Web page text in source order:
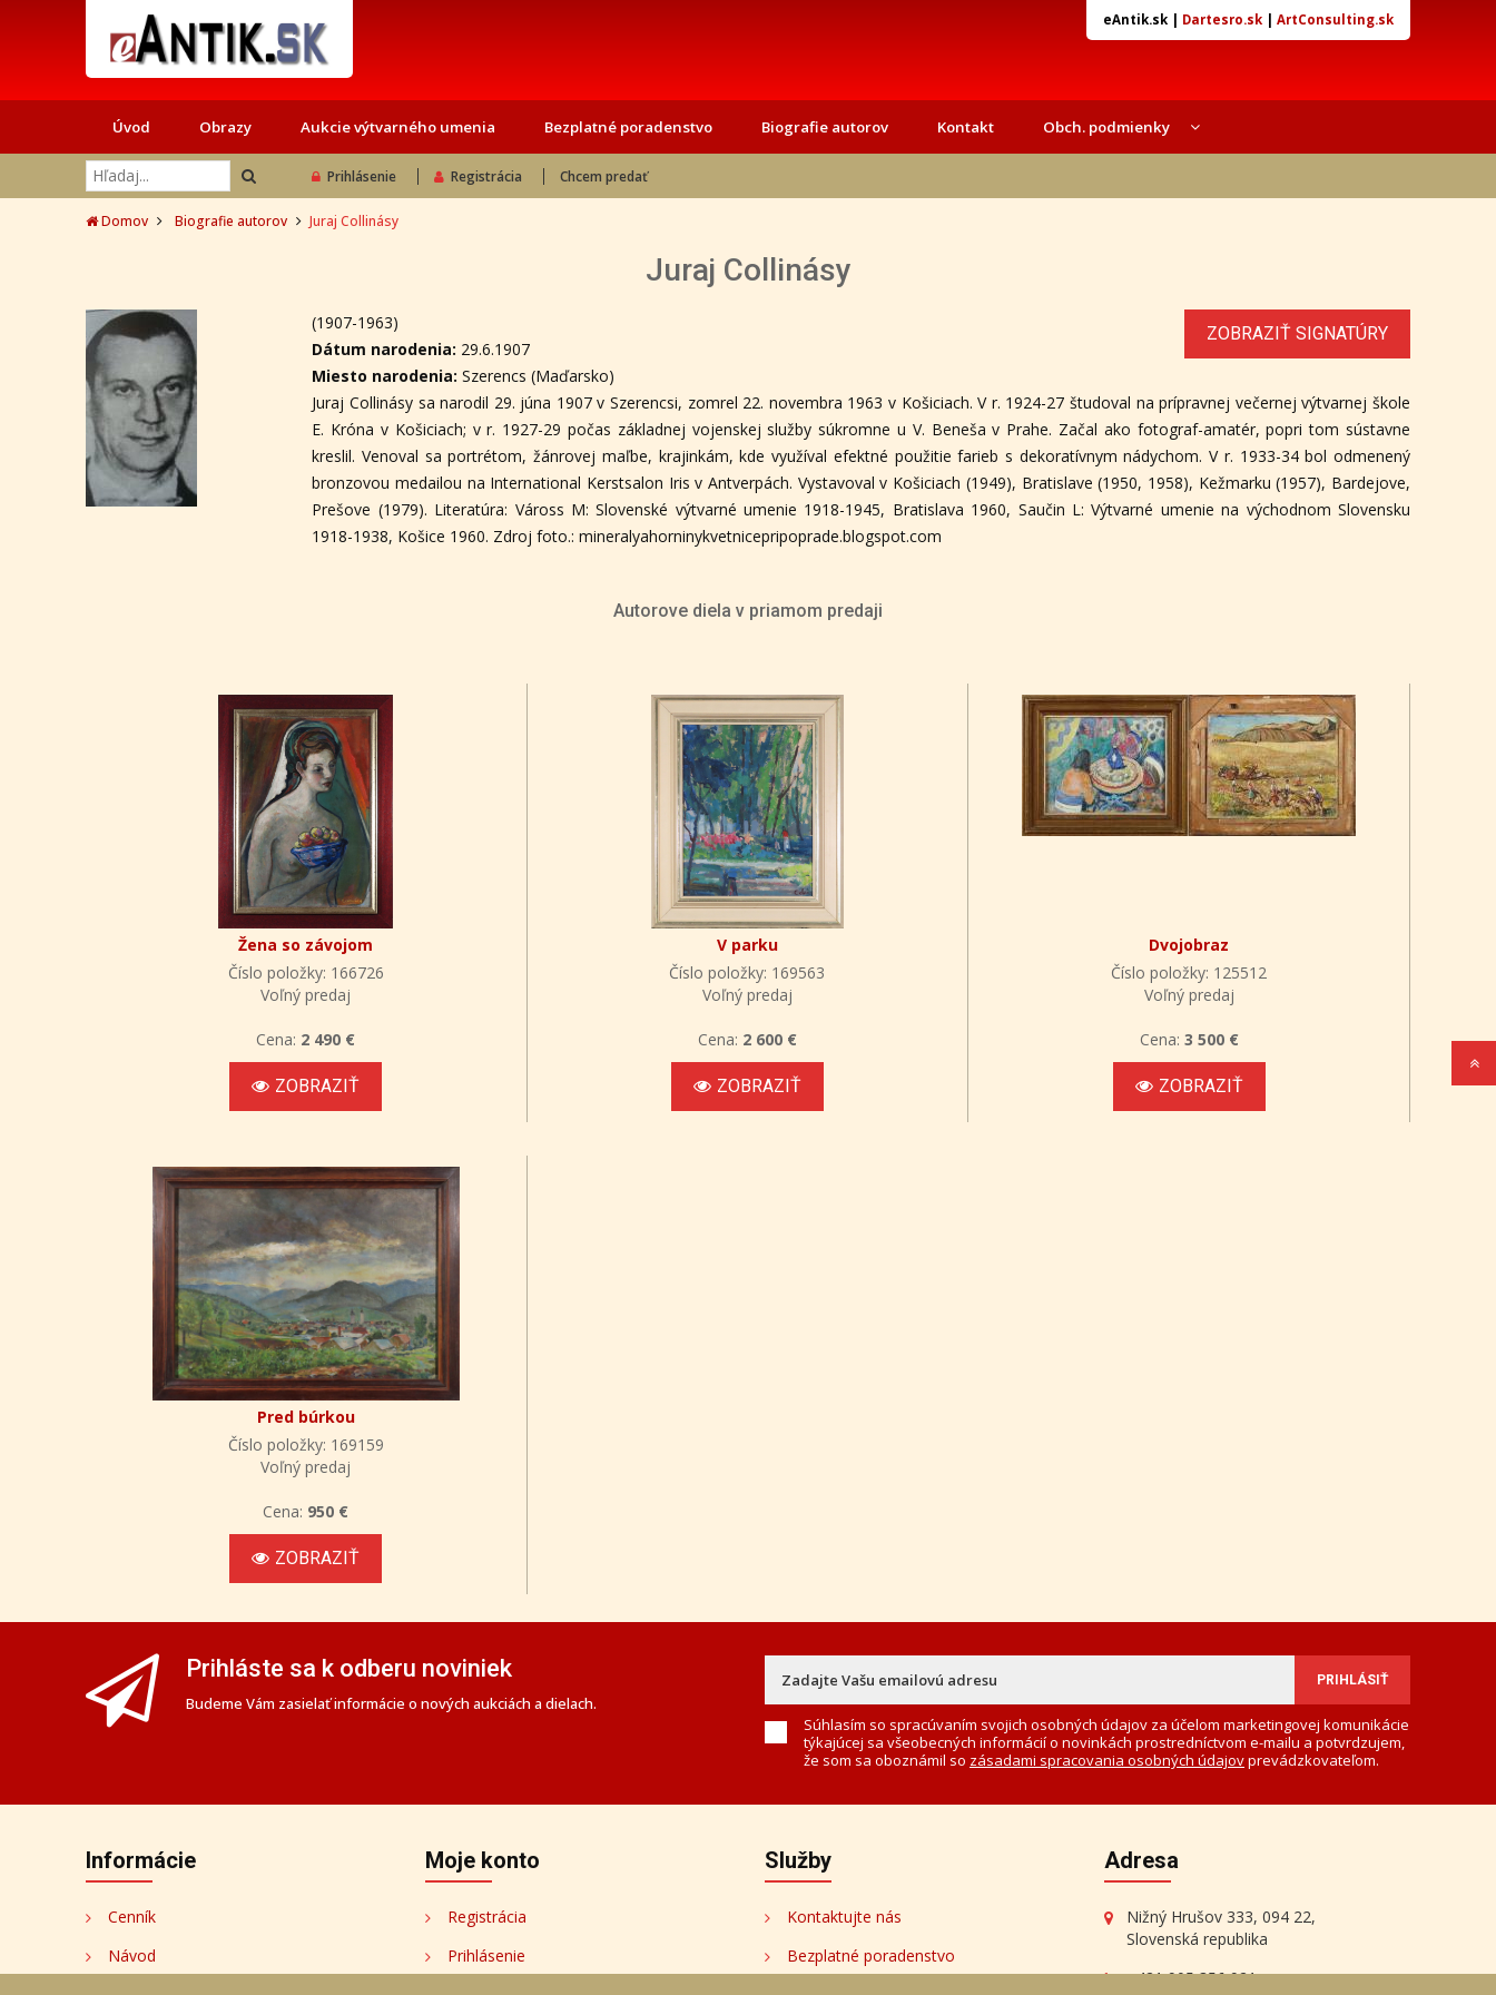
eAntik.sk| Dartesro.sk| ArtConsulting.sk
Úvod Obrazy Aukcie výtvarného umenia Bezplatné poradenstvo Biografie autorov Kontakt Obch. podmienky
Prihlásenie Registrácia Chcem predať
Domov Biografie autorov Juraj Collinásy
Juraj Collinásy
ZOBRAZIŤ SIGNATÚRY
(1907-1963)
Dátum narodenia: 29.6.1907
Miesto narodenia:Szerencs (Maďarsko)
Juraj Collinásy sa narodil 29. júna 1907 v Szerencsi, zomrel 22. novembra 1963 v Košiciach. V r. 1924-27 študoval na prípravnej večernej výtvarnej škole
E. Króna v Košiciach; v r. 1927-29 počas základnej vojenskej služby súkromne u V. Beneša v Prahe. Začal ako fotograf-amatér, popri tom sústavne
kreslil. Venoval sa portrétom, žánrovej maľbe, krajinkám, kde využíval efektné použitie farieb s dekoratívnym nádychom. V r. 1933-34 bol odmenený
bronzovou medailou na International Kerstsalon Iris v Antverpách. Vystavoval v Košiciach (1949), Bratislave (1950, 1958), Kežmarku (1957), Bardejove,
Prešove (1979). Literatúra: Váross M: Slovenské výtvarné umenie 1918-1945, Bratislava 1960, Saučin L: Výtvarné umenie na východnom Slovensku
1918-1938, Košice 1960. Zdroj foto.: mineralyahorninykvetnicepripoprade.blogspot.com
Autorove diela v priamom predaji
Žena so závojom
Číslo položky: 166726
Voľný predaj
Cena: 2 490 €
ZOBRAZIŤ
V parku
Číslo položky: 169563
Voľný predaj
Cena: 2 600 €
ZOBRAZIŤ
Dvojobraz
Číslo položky: 125512
Voľný predaj
Cena: 3 500 €
ZOBRAZIŤ
Pred búrkou
Číslo položky: 169159
Voľný predaj
Cena: 950 €
ZOBRAZIŤ
Prihláste sa k odberu noviniek
Budeme Vám zasielať informácie o nových aukciách a dielach.
Súhlasím so spracúvaním svojich osobných údajov za účelom marketingovej komunikácie
týkajúcej sa všeobecných informácií o novinkách prostredníctvom e-mailu a potvrdzujem,
že som sa oboznámil so zásadami spracovania osobných údajovprevádzkovateľom.
Informácie
Cenník
Návod
Moje konto
Registrácia
Prihlásenie
Služby
Kontaktujte nás
Bezplatné poradenstvo
Adresa
Nižný Hrušov 333, 094 22,
Slovenská republika
+421 905 356 921